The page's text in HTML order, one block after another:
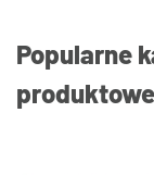
Popularne
produktowe